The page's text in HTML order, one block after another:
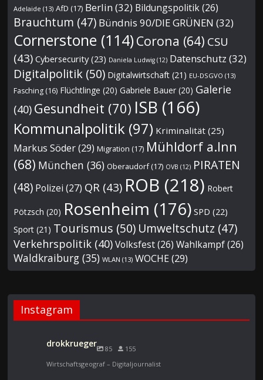
Adelaide (13) AfD (17) Berlin (32) Bildungspolitik(26)
Brauchtum (47) Bündnis 90/DIE GRÜNEN (32)
Cornerstone (114) Corona (64) CSU
(43) Cybersecurity(23) Daniela Ludwig (12) Datenschutz (32)
Digitalpolitik (50) Digitalwirtschaft (21) EU-DSGVO (13)
Fasching (16) Flüchtlinge (20) Gabriele Bauer (20) Galerie
(40) Gesundheit (70) ISB (166)
Kommunalpolitik (97) Kriminalität (25)
Markus Söder(29) Migration (17) Mühldorf a.Inn
(68) München (36) Oberaudorf(17) OVB (12) PIRATEN
(48) Polizei (27) QR (43) ROB (218) Robert
Pötzsch (20) Rosenheim (176) SPD (22)
Sport (21) Tourismus (50) Umweltschutz (47)
Verkehrspolitik (40) Volksfest(26) Wahlkampf(26)
Waldkraiburg (35) WLAN (13) WOCHE(29)
Instagram
drokkrueger 85
155
Wirtschaftsgeograf – Digitaljournalist